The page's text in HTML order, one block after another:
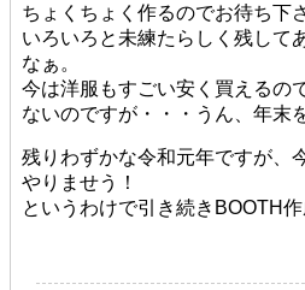
ちょくちょく作るのでお待ち下
いろいろと未練たらしく残して
なぁ。
今は洋服もすごい安く買えるの
ないのですが・・・うん、年末
残りわずかな令和元年ですが、
やりませう！
というわけで引き続きBOOTH作